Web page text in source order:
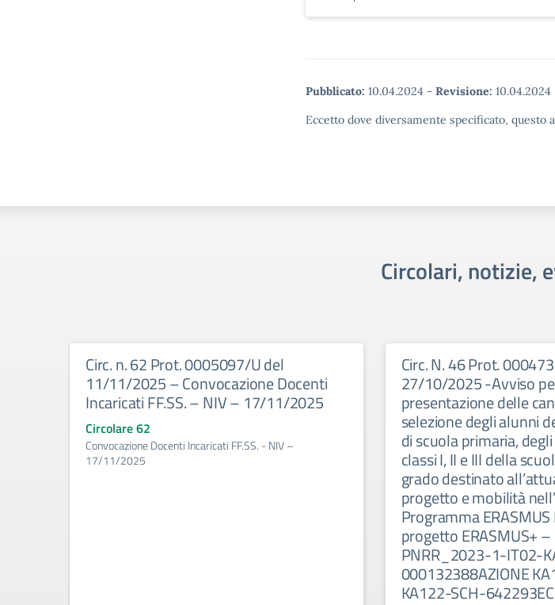
Pubblicato: 10.04.2024 - Revisione: 10.04.2024
Eccetto dove diversamente specificato,
Circolari, notizie,
Circ. n. 62 Prot. 0005097/U del
11/11/2025 – Convocazione Docenti
Incaricati FF.SS. – NIV – 17/11/2025
Circolare 62
Convocazione Docenti Incaricati FF.SS. - NIV –
17/11/2025
Circ. N. 46 Prot.
27/10/2025 -Avviso
presentazione delle
selezione degli alunni
di scuola primaria,
classi I, II e III della
grado destinato
progetto e mobilità
Programma ERASMUS
progetto ERASMUS+
PNRR_2023-1-IT02-
000132388AZIONE
KA122-SCH-